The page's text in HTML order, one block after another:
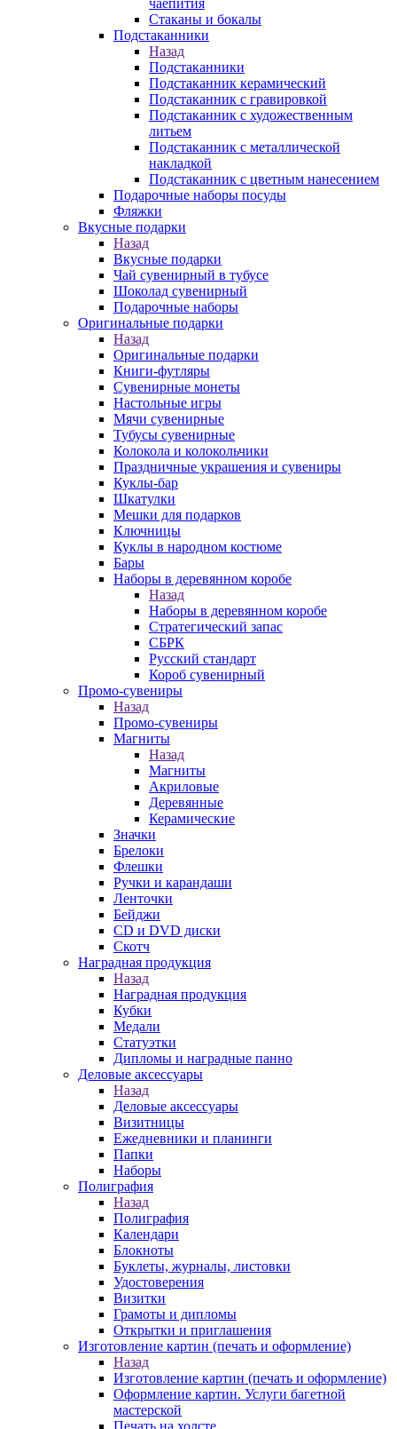
чаепития
Стаканы и бокалы
Подстаканники
Назад
Подстаканники
Подстаканник керамический
Подстаканник c гравировкой
Подстаканник с художественным
литьем
Подстаканник с металлической
накладкой
Подстаканник с цветным нанесением
Подарочные наборы посуды
Фляжки
Вкусные подарки
Назад
Вкусные подарки
Чай сувенирный в тубусе
Шоколад сувенирный
Подарочные наборы
Оригинальные подарки
Назад
Оригинальные подарки
Книги-футляры
Сувенирные монеты
Настольные игры
Мячи сувенирные
Тубусы сувенирные
Колокола и колокольчики
Праздничные украшения и сувениры
Куклы-бар
Шкатулки
Мешки для подарков
Ключницы
Куклы в народном костюме
Бары
Наборы в деревянном коробе
Назад
Наборы в деревянном коробе
Стратегический запас
СБРК
Русский стандарт
Короб сувенирный
Промо-сувениры
Назад
Промо-сувениры
Магниты
Назад
Магниты
Акриловые
Деревянные
Керамические
Значки
Брелоки
Флешки
Ручки и карандаши
Ленточки
Бейджи
CD и DVD диски
Скотч
Наградная продукция
Назад
Наградная продукция
Кубки
Медали
Статуэтки
Дипломы и наградные панно
Деловые аксессуары
Назад
Деловые аксессуары
Визитницы
Ежедневники и планинги
Папки
Наборы
Полиграфия
Назад
Полиграфия
Календари
Блокноты
Буклеты, журналы, листовки
Удостоверения
Визитки
Грамоты и дипломы
Открытки и приглашения
Изготовление картин (печать и оформление)
Назад
Изготовление картин (печать и оформление)
Оформление картин. Услуги багетной
мастерской
Печать на холсте